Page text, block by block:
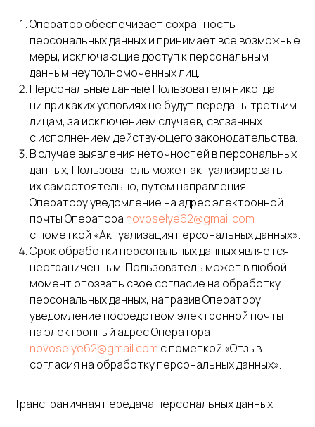
Оператор обеспечивает сохранность
персональных данных и принимает все возможные
меры, исключающие доступ к персональным
данным неуполномоченных лиц.
Персональные данные Пользователя никогда,
ни при каких условиях не будут переданы третьим
лицам, за исключением случаев, связанных
с исполнением действующего законодательства.
В случае выявления неточностей в персональных
данных, Пользователь может актуализировать
их самостоятельно, путем направления
Оператору уведомление на адрес электронной
почты Оператора novoselye62@gmail.com
с пометкой «Актуализация персональных данных».
Срок обработки персональных данных является
неограниченным. Пользователь может в любой
момент отозвать свое согласие на обработку
персональных данных, направив Оператору
уведомление посредством электронной почты
на электронный адрес Оператора
novoselye62@gmail.com с пометкой «Отзыв
согласия на обработку персональных данных».
Трансграничная передача персональных данных